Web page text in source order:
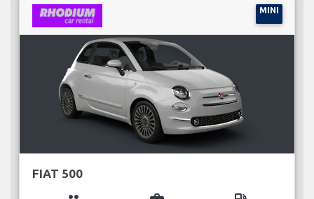
MINI
FIAT 500